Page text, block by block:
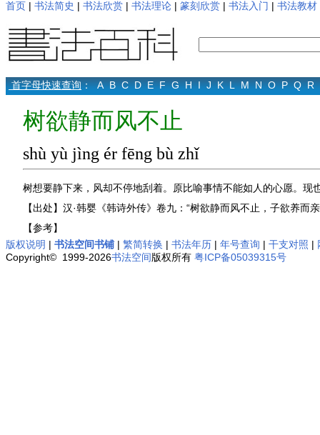
首页 | 书法简史 | 书法欣赏 | 书法理论 | 篆刻欣赏 | 书法入门 | 书法教材
首字母快速查询： A B C D E F G H I J K L M N O P Q R
树欲静而风不止
shù yù jìng ér fēng bù zhǐ
树想要静下来，风却不停地刮着。原比喻事情不能如人的心愿。
【出处】汉·韩婴《韩诗外传》卷九：“树欲静而风不止，子欲养而
【参考】
版权说明 | 书法空间书铺 | 繁简转换 | 书法年历 | 年号查询 | 干支对照 |
Copyright© 1999-2026书法空间版权所有 粤ICP备05039315号